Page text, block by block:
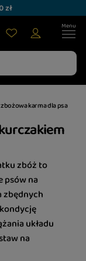
zł
karma dla psa
zbóż to
psów na
zbędnych
układu
na